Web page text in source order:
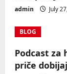
admin July
BLOG
Podcast za
priče